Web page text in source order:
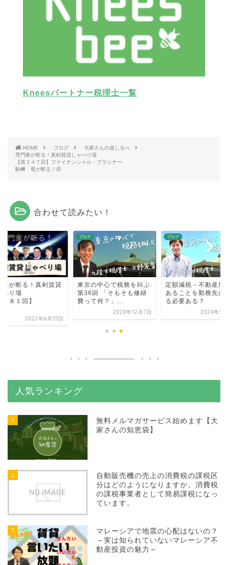
Kneesパートナー税理士一覧
HOME ブログ
大家さんの道しるべ
専門家が斬る！真剣賃貸しゃべり場
【第２４７回】ファイナンシャル・プランナー
駒﨑 竜が斬る！④
合わせて読みたい！
家が斬る！真剣賃貸
べり場
８１回】
2022年6月15日
ブログ
東京の中心で税務を叫ぶ
第36回 「そもそも修繕
費って何？」...
2020年12月7日
ブログ
定額減税－不動産所
あることを勤務先に
る必要ある？
2024年5
人気ランキング
1
無料メルマガサービス始めます【大
家さんの知恵袋】
2
自動販売機の売上の消費税の課税区
分はどのようになりますか。消費税
の課税事業者として簡易課税になっ
ています。
3
マレーシアで地震の心配はないの？
～実は知られていないマレーシア不
動産投資の魅力～